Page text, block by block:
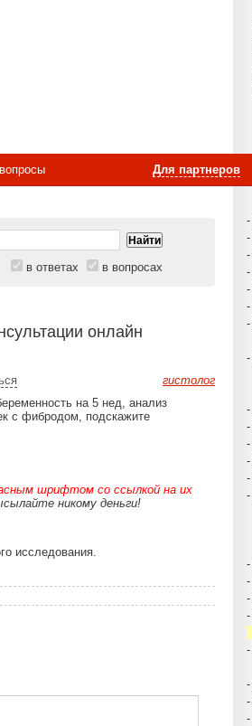
Для партнеров
-
-
-
-
-
-
-
-
-
-
-
-
-
-
-
-
-
-
-
-
-
-
в ответах в вопросах
онлайн
гистолог
на 5 нед, анализ
с фибродом, подскажите
шрифтом со ссылкой на их
никому деньги!
исследования.